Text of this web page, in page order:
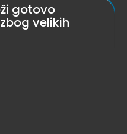
gotovo
velikih